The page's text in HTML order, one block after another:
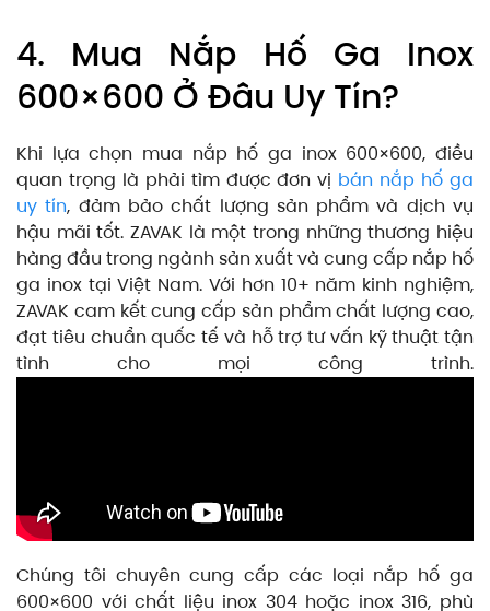
4. Mua Nắp Hố Ga Inox
600×600 Ở Đâu Uy Tín?
Khi lựa chọn mua nắp hố ga inox 600×600, điều
quan trọng là phải tìm được đơn vị bán nắp hố ga
uy tín, đảm bảo chất lượng sản phẩm và dịch vụ
hậu mãi tốt. ZAVAK là một trong những thương hiệu
hàng đầu trong ngành sản xuất và cung cấp nắp hố
ga inox tại Việt Nam. Với hơn 10+ năm kinh nghiệm,
ZAVAK cam kết cung cấp sản phẩm chất lượng cao,
đạt tiêu chuẩn quốc tế và hỗ trợ tư vấn kỹ thuật tận
tình cho mọi công trình.
Chúng tôi chuyên cung cấp các loại nắp hố ga
600×600 với chất liệu inox 304 hoặc inox 316, phù